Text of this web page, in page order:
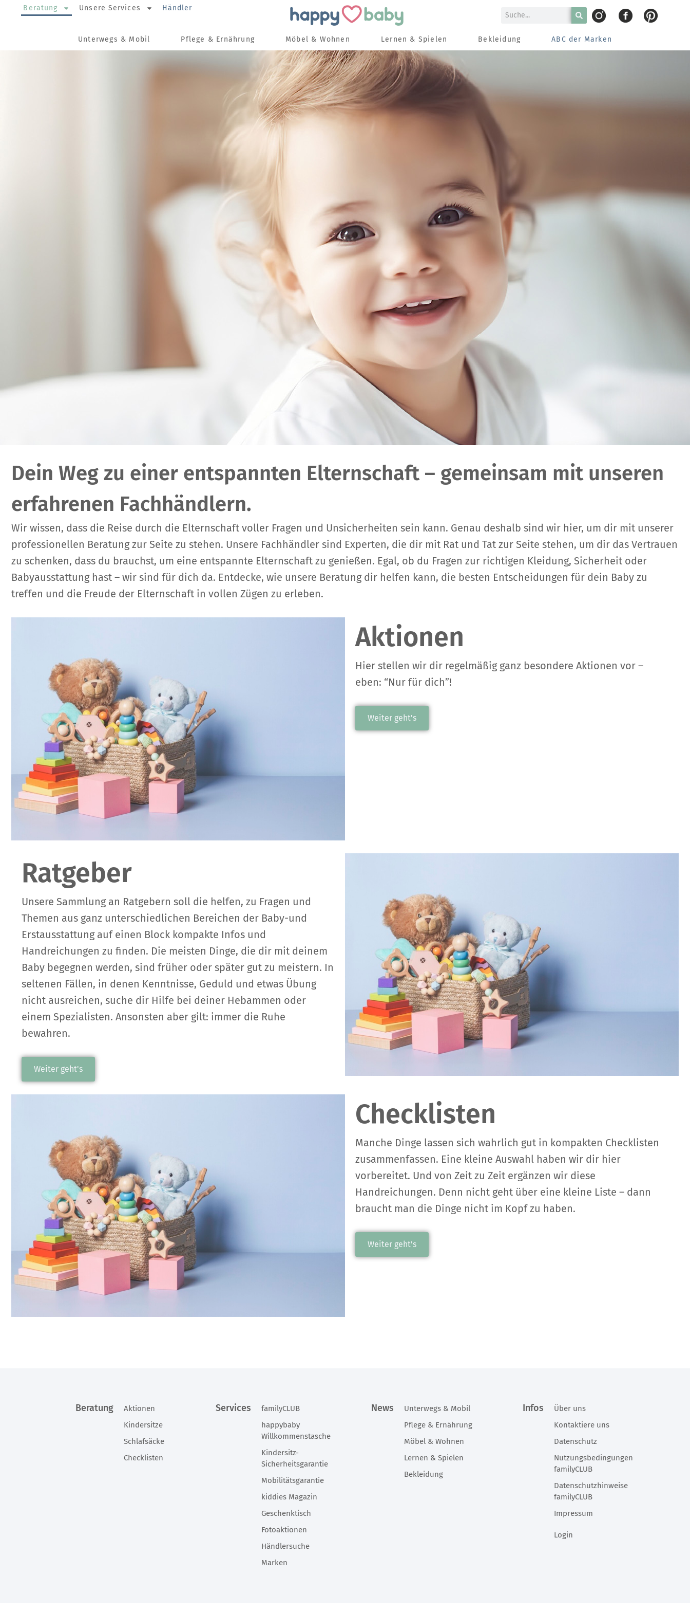
Beratung Unsere Services Händler
Unterwegs & Mobil Pflege & Ernährung Möbel & Wohnen Lernen & Spielen Bekleidung ABC der Marken
Dein Weg zu einer entspannten Elternschaft – gemeinsam mit unseren
erfahrenen Fachhändlern.
Wir wissen, dass die Reise durch die Elternschaft voller Fragen und Unsicherheiten sein kann. Genau deshalb sind wir hier, um dir mit unserer
professionellen Beratung zur Seite zu stehen. Unsere Fachhändler sind Experten, die dir mit Rat und Tat zur Seite stehen, um dir das Vertrauen
zu schenken, dass du brauchst, um eine entspannte Elternschaft zu genießen. Egal, ob du Fragen zur richtigen Kleidung, Sicherheit oder
Babyausstattung hast – wir sind für dich da. Entdecke, wie unsere Beratung dir helfen kann, die besten Entscheidungen für dein Baby zu
treffen und die Freude der Elternschaft in vollen Zügen zu erleben.
Aktionen
Hier stellen wir dir regelmäßig ganz besondere Aktionen vor –
eben: “Nur für dich”!
Weiter geht's
Ratgeber
Unsere Sammlung an Ratgebern soll die helfen, zu Fragen und
Themen aus ganz unterschiedlichen Bereichen der Baby-und
Erstausstattung auf einen Block kompakte Infos und
Handreichungen zu finden. Die meisten Dinge, die dir mit deinem
Baby begegnen werden, sind früher oder später gut zu meistern. In
seltenen Fällen, in denen Kenntnisse, Geduld und etwas Übung
nicht ausreichen, suche dir Hilfe bei deiner Hebammen oder
einem Spezialisten. Ansonsten aber gilt: immer die Ruhe
bewahren.
Weiter geht's
Checklisten
Manche Dinge lassen sich wahrlich gut in kompakten Checklisten
zusammenfassen. Eine kleine Auswahl haben wir dir hier
vorbereitet. Und von Zeit zu Zeit ergänzen wir diese
Handreichungen. Denn nicht geht über eine kleine Liste – dann
braucht man die Dinge nicht im Kopf zu haben.
Weiter geht's
Beratung
Aktionen
Kindersitze
Schlafsäcke
Checklisten
Services
familyCLUB
happybaby
Willkommenstasche
Kindersitz-
Sicherheitsgarantie
Mobilitätsgarantie
kiddies Magazin
Geschenktisch
Fotoaktionen
Händlersuche
Marken
News
Unterwegs & Mobil
Pflege & Ernährung
Möbel & Wohnen
Lernen & Spielen
Bekleidung
Infos
Über uns
Kontaktiere uns
Datenschutz
Nutzungsbedingungen
familyCLUB
Datenschutzhinweise
familyCLUB
Impressum
Login